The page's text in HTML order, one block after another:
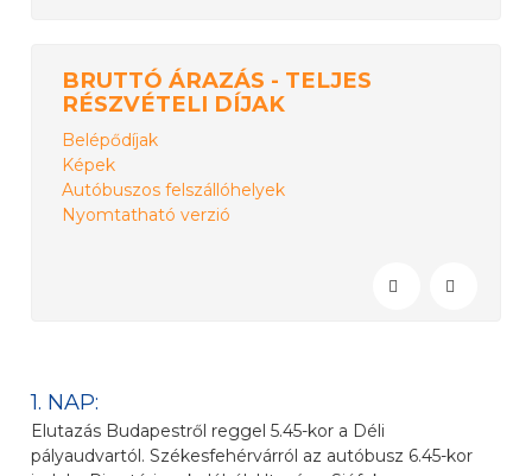
BRUTTÓ ÁRAZÁS - TELJES
RÉSZVÉTELI DÍJAK
Belépődíjak
Képek
Autóbuszos felszállóhelyek
Nyomtatható verzió
1. NAP:
Elutazás Budapestről reggel 5.45-kor a Déli
pályaudvartól. Székesfehérvárról az autóbusz 6.45-kor